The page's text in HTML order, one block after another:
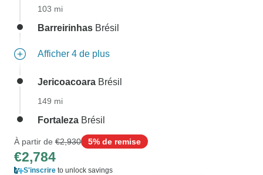
103 mi
Barreirinhas Brésil
Afficher 4 de plus
Jericoacoara Brésil
149 mi
Fortaleza Brésil
À partir de €2,930 5% de remise
€2,784
S'inscrire to unlock savings